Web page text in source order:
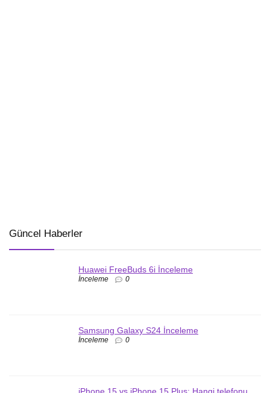
Güncel Haberler
Huawei FreeBuds 6i İnceleme
İnceleme 0
Samsung Galaxy S24 İnceleme
İnceleme 0